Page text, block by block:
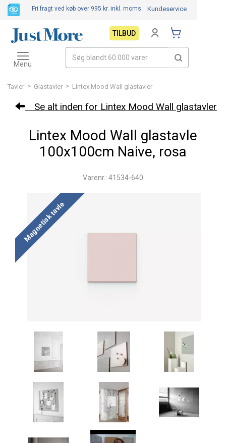
Tavler > Glastavler > Lintex Mood Wall glastavler
Se alt inden for Lintex Mood Wall glastavler
Lintex Mood Wall glastavle
100x100cm Naive, rosa
Varenr.: 41534-640
Magnetisk tavle
Fri fragt ved køb over 995 kr. inkl. moms Kundeservice
TILBUD
Toggle
navigation
Menu